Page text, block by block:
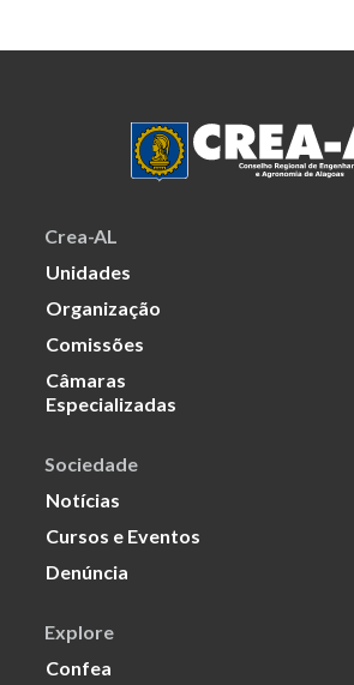
Crea-AL
Unidades
Organização
Comissões
Câmaras
Especializadas
Sociedade
Notícias
Cursos e Eventos
Denúncia
Explore
Confea